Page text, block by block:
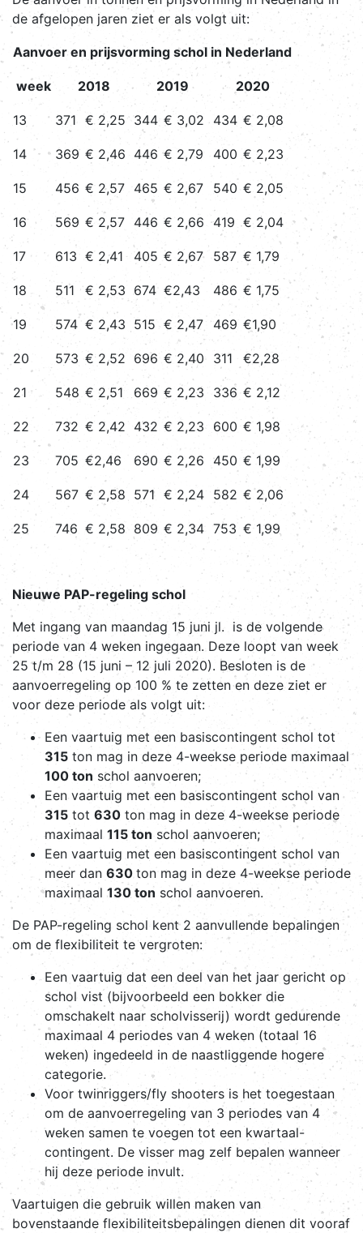
de afgelopen jaren ziet er als volgt uit:
Aanvoer en prijsvorming schol in Nederland
week 2018 2019 2020
13 371 € 2,25 344 € 3,02 434 € 2,08
14 369 € 2,46 446 € 2,79 400 € 2,23
15 456 € 2,57 465 € 2,67 540 € 2,05
16 569 € 2,57 446 € 2,66 419 € 2,04
17 613 € 2,41 405 € 2,67 587 € 1,79
18 511 € 2,53 674 €2,43 486 € 1,75
19 574 € 2,43 515 € 2,47 469 €1,90
20 573 € 2,52 696 € 2,40 311 €2,28
21 548 € 2,51 669 € 2,23 336 € 2,12
22 732 € 2,42 432 € 2,23 600 € 1,98
23 705 €2,46 690 € 2,26 450 € 1,99
24 567 € 2,58 571 € 2,24 582 € 2,06
25 746 € 2,58 809 € 2,34 753 € 1,99
Nieuwe PAP-regeling schol
Met ingang van maandag 15 juni jl. is de volgende
periode van 4 weken ingegaan. Deze loopt van week
25 t/m 28 (15 juni – 12 juli 2020). Besloten is de
aanvoerregeling op 100 % te zetten en deze ziet er
voor deze periode als volgt uit:
Een vaartuig met een basiscontingent schol tot
315 ton mag in deze 4-weekse periode maximaal
100 ton schol aanvoeren;
Een vaartuig met een basiscontingent schol van
315 tot 630 ton mag in deze 4-weekse periode
maximaal 115 ton schol aanvoeren;
Een vaartuig met een basiscontingent schol van
meer dan 630 ton mag in deze 4-weekse periode
maximaal 130 ton schol aanvoeren.
De PAP-regeling schol kent 2 aanvullende bepalingen
om de flexibiliteit te vergroten:
Een vaartuig dat een deel van het jaar gericht op
schol vist (bijvoorbeeld een bokker die
omschakelt naar scholvisserij) wordt gedurende
maximaal 4 periodes van 4 weken (totaal 16
weken) ingedeeld in de naastliggende hogere
categorie.
Voor twinriggers/fly shooters is het toegestaan
om de aanvoerregeling van 3 periodes van 4
weken samen te voegen tot een kwartaal-
contingent. De visser mag zelf bepalen wanneer
hij deze periode invult.
Vaartuigen die gebruik willen maken van
bovenstaande flexibiliteitsbepalingen dienen dit vooraf